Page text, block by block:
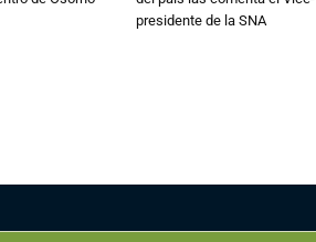
presidente de la SNA